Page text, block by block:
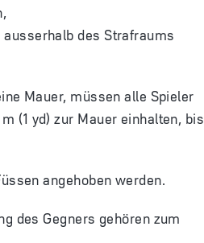
des Strafraums
Mauer, müssen alle Spieler
(1 yd) zur Mauer einhalten, bis
angehoben werden.
des Gegners gehören zum